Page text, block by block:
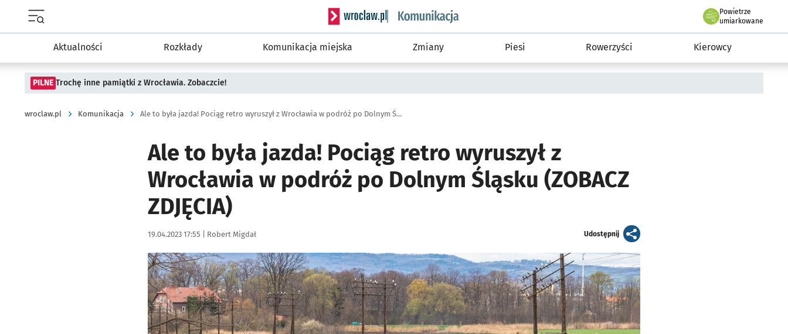
Serwis informacyjny wroclaw.pl podserwis: Komunikacja
Powietrze
we Wrocławiu
umiarkowane
Aktualności Rozkłady Komunikacja miejska Zmiany Piesi Rowerzyści Kierowcy
PILNE Trochę inne pamiątki z Wrocławia. Zobaczcie!
wroclaw.pl Komunikacja Ale to była jazda! Pociąg retro wyruszył z Wrocławia w podróż po Dolnym Śląsku (ZOBACZ ZDJĘCIA)
Ale to była jazda! Pociąg retro wyruszył z
Wrocławia w podróż po Dolnym Śląsku (ZOBACZ
ZDJĘCIA)
Data publikacji:
19.04.2023 17:55 | Autor:
Robert Migdał Udostępnijartykuł
Kliknij, aby zobaczyć galerię